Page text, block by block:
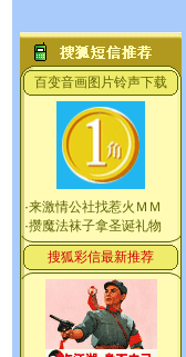
百变音画图片铃声下载
·来激情公社找惹火ＭＭ
·攒魔法袜子拿圣诞礼物
搜狐彩信最新推荐